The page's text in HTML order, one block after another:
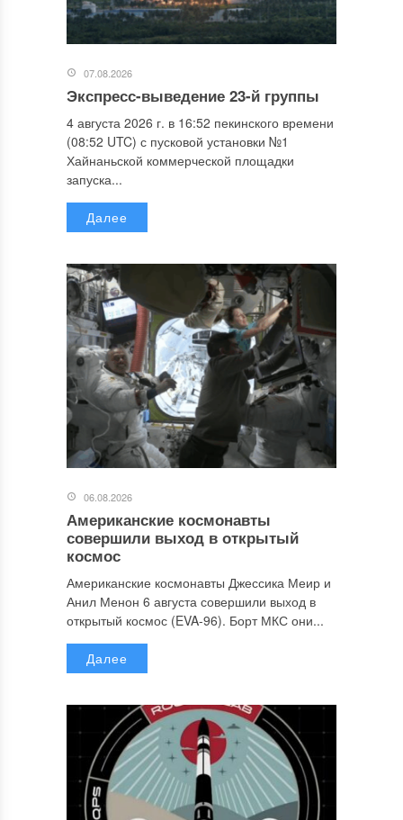
07.08.2026
Экспресс-выведение 23-й группы
4 августа 2026 г. в 16:52 пекинского времени
(08:52 UTC) с пусковой установки №1
Хайнаньской коммерческой площадки
запуска...
Далее
06.08.2026
Американские космонавты
совершили выход в открытый
космос
Американские космонавты Джессика Меир и
Анил Менон 6 августа совершили выход в
открытый космос (EVA-96). Борт МКС они...
Далее